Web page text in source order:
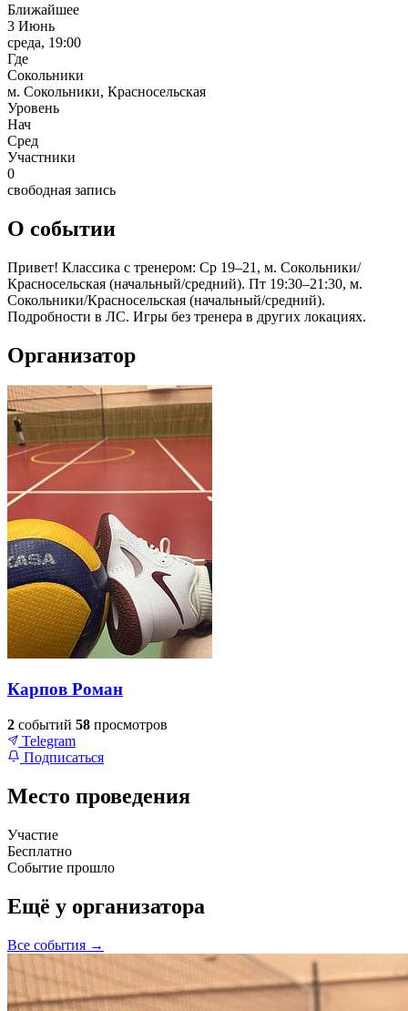
Ближайшее
3 Июнь
среда, 19:00
Где
Сокольники
м. Сокольники, Красносельская
Уровень
Нач
Сред
Участники
0
свободная запись
О событии
Привет! Классика с тренером: Ср 19–21, м. Сокольники/
Красносельская (начальный/средний). Пт 19:30–21:30, м.
Сокольники/Красносельская (начальный/средний).
Подробности в ЛС. Игры без тренера в других локациях.
Организатор
Карпов Роман
2 событий 58 просмотров
Telegram
Подписаться
Место проведения
+
–
Участие
Бесплатно
Событие прошло
Ещё у организатора
Все события →